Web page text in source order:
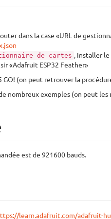
dans la case «URL de
de cartes , installer le
«Adafruit ESP32 Feather»
(on peut retrouver la
nombreux exemples (on peut
est de 921600 bauds.
learn.adafruit.com/adafruit-